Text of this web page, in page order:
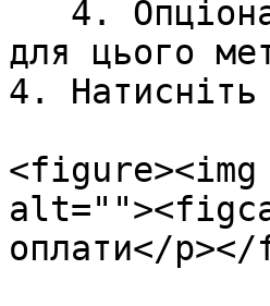
для цього
4.
<figure><img
оплати</